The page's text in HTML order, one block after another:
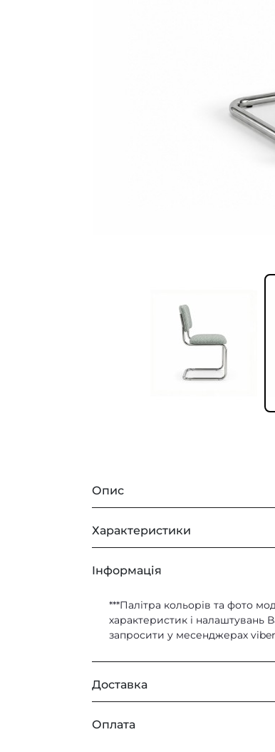
Опис
ХАРАКТЕРИСТИКИ:
Ширина 480 мм;
Глибина 500 мм;
Висота 780 мм;
Висота сидіння 480 мм.
Характеристики
РОЗМІР
Розмір
ТКАНИНИ
Iнформація
***Палітра кольорів та фото
характеристик і налаштувань
запросити у месенджерах
Доставка
Кур’єром по Києву
Оплата